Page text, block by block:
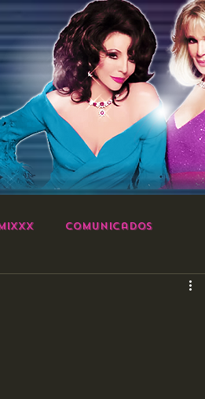
Comunicados